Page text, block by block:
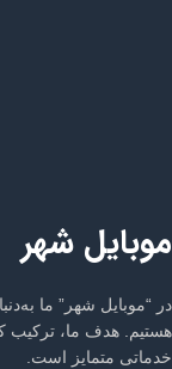
موبایل شهر
در “موبایل شهر” ما
هستیم. هدف ما، ترکیب
خدماتی متمایز است.